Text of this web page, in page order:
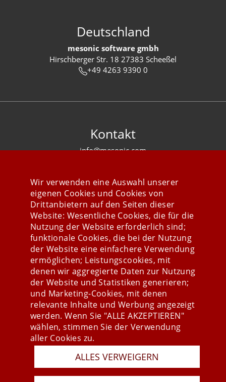
Deutschland
mesonic software gmbh
Hirschberger Str. 18 27383 Scheeßel
+49 4263 9390 0
Kontakt
info@mesonic.com
Stay connected
Presse
Newsletter
AGB
Wir verwenden eine Auswahl unserer
eigenen Cookies und Cookies von
Drittanbietern auf den Seiten dieser
Website: Wesentliche Cookies, die für die
Nutzung der Website erforderlich sind;
funktionale Cookies, die bei der Nutzung
der Website eine einfachere Verwendung
ermöglichen; Leistungscookies, mit
denen wir aggregierte Daten zur Nutzung
der Website und Statistiken generieren;
und Marketing-Cookies, mit denen
relevante Inhalte und Werbung angezeigt
werden. Wenn Sie "ALLE AKZEPTIEREN"
wählen, stimmen Sie der Verwendung
aller Cookies zu.
ALLES VERWEIGERN